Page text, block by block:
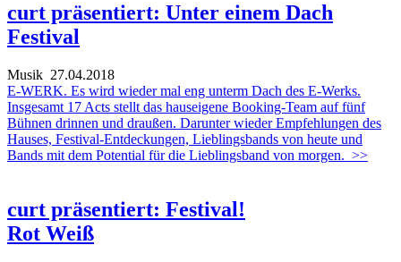
curt präsentiert: Unter einem Dach
Festival
Musik 27.04.2018
E-WERK. Es wird wieder mal eng unterm Dach des E-Werks.
Insgesamt 17 Acts stellt das hauseigene Booking-Team auf fünf
Bühnen drinnen und draußen. Darunter wieder Empfehlungen des
Hauses, Festival-Entdeckungen, Lieblingsbands von heute und
Bands mit dem Potential für die Lieblingsband von morgen. >>
curt präsentiert: Festival!
Rot Weiß